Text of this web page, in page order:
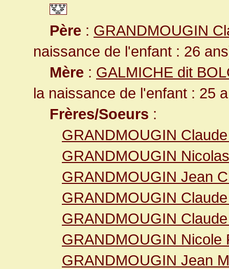
Père : GRANDMOUGIN
naissance de l'enfant : 26
Mère : GALMICHE dit
la naissance de l'enfant : 25
Frères/Soeurs :
GRANDMOUGIN
GRANDMOUGIN Nicolas
GRANDMOUGIN Jean
GRANDMOUGIN
GRANDMOUGIN
GRANDMOUGIN Nicole
GRANDMOUGIN Jean